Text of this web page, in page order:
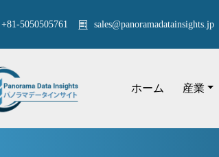
+81-5050505761 sales@panoramadatainsights.jp
ホーム 産業